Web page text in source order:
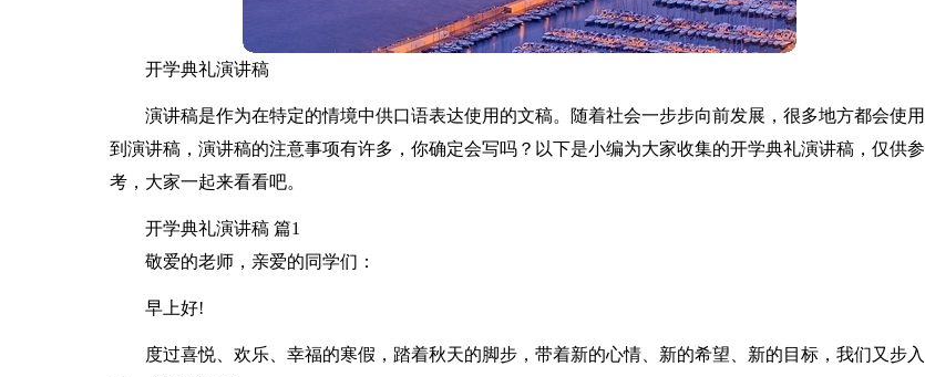
开学典礼演讲稿
演讲稿是作为在特定的情境中供口语表达使用的文稿。随着社会一步步向前发展，很多地方都会使用
到演讲稿，演讲稿的注意事项有许多，你确定会写吗？以下是小编为大家收集的开学典礼演讲稿，仅供参
考，大家一起来看看吧。
开学典礼演讲稿 篇1
敬爱的老师，亲爱的同学们：
早上好!
度过喜悦、欢乐、幸福的寒假，踏着秋天的脚步，带着新的心情、新的希望、新的目标，我们又步入